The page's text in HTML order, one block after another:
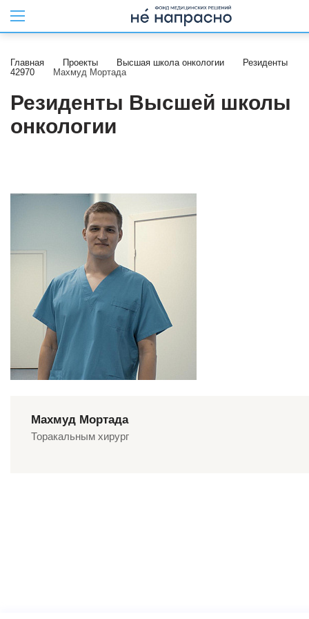
Главная Проекты Высшая школа онкологии
Резиденты
42970
Махмуд Мортада
Резиденты Высшей школы
онкологии
Махмуд Мортада
Торакальным хирург